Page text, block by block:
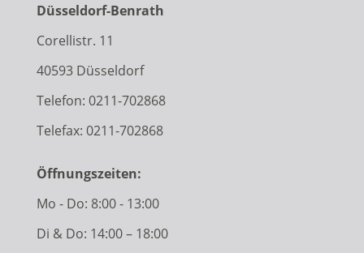
Düsseldorf-Benrath
Corellistr. 11
40593 Düsseldorf
Telefon: 0211-702868
Telefax: 0211-702868
Öffnungszeiten:
Mo - Do: 8:00 - 13:00
Di & Do: 14:00 – 18:00